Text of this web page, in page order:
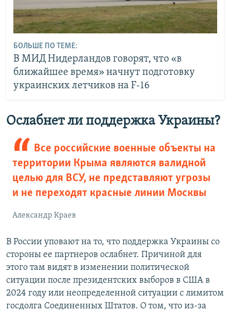
БОЛЬШЕ ПО ТЕМЕ:
В МИД Нидерландов говорят, что «в
ближайшее время» начнут подготовку
украинских летчиков на F-16
Ослабнет ли поддержка Украины?
Все российские военные объекты на
территории Крыма являются валидной
целью для ВСУ, не представляют угрозы
и не переходят красные линии Москвы
Александр Краев
В России уповают на то, что поддержка Украины со
стороны ее партнеров ослабнет. Причиной для
этого там видят в изменении политической
ситуации после президентских выборов в США в
2024 году или неопределенной ситуации с лимитом
госдолга Соединенных Штатов. О том, что из-за